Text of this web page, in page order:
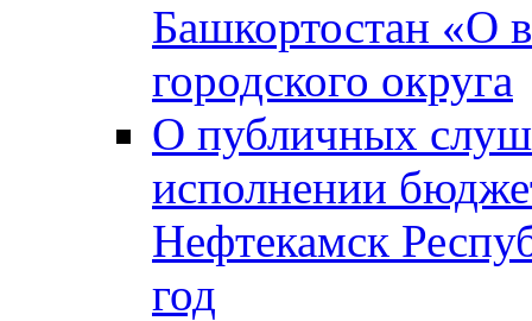
Башкортостан «О
городского округа
О публичных
исполнении
Нефтекамск
год